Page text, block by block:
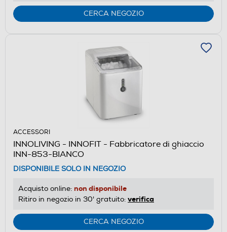
CERCA NEGOZIO
ACCESSORI
INNOLIVING - INNOFIT - Fabbricatore di ghiaccio
INN-853-BIANCO
DISPONIBILE SOLO IN NEGOZIO
Acquisto online: non disponibile
Ritiro in negozio in 30' gratuito: verifica
CERCA NEGOZIO